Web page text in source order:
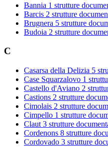
Bannia 1 strutture
Barcis 2 strutture
Brugnera 5 strutture
Budoia 2 strutture
C
Casarsa della Delizia 5
Case Squarzalovo 1
Castello d'Aviano 2
Castions 2 strutture
Cimolais 2 strutture
Cimpello 1 strutture
Claut 3 strutture
Cordenons 8 strutture
Cordovado 3 strutture